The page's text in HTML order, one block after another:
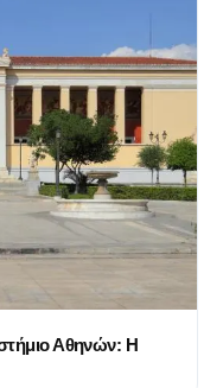
Αθηνών: Η